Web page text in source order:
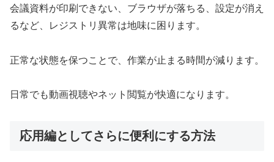
会議資料が印刷できない、ブラウザが落ちる、設定が消え
るなど、レジストリ異常は地味に困ります。
正常な状態を保つことで、作業が止まる時間が減ります。
日常でも動画視聴やネット閲覧が快適になります。
応用編としてさらに便利にする方法